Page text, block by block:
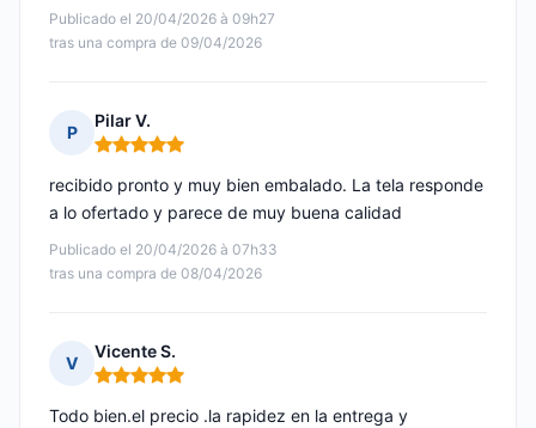
Publicado el 20/04/2026 à 09h27
tras una compra de 09/04/2026
P
Pilar V.
Nota: 5 de 5
Publicado el 20/04/2026 à 07h33
tras una compra de 08/04/2026
recibido pronto y muy bien embalado. La tela responde
a lo ofertado y parece de muy buena calidad
V
Vicente S.
Nota: 5 de 5
Todo bien.el precio .la rapidez en la entrega y